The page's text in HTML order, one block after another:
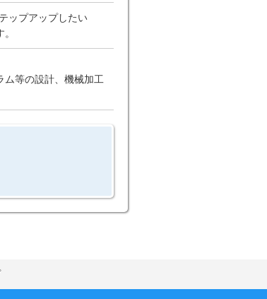
ップアップしたい
ム等の設計、機械加工